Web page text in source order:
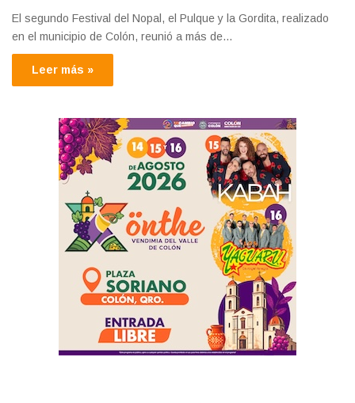
El segundo Festival del Nopal, el Pulque y la Gordita, realizado
en el municipio de Colón, reunió a más de…
Leer más »